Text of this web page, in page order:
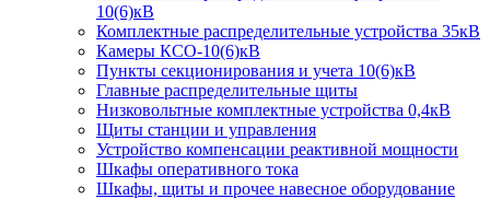
10(6)кВ
Комплектные распределительные устройства 35кВ
Камеры КСО-10(6)кВ
Пункты секционирования и учета 10(6)кВ
Главные распределительные щиты
Низковольтные комплектные устройства 0,4кВ
Щиты станции и управления
Устройство компенсации реактивной мощности
Шкафы оперативного тока
Шкафы, щиты и прочее навесное оборудование